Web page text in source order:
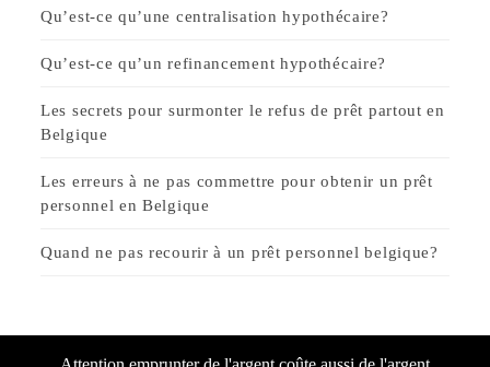
Qu’est-ce qu’une centralisation hypothécaire?
Qu’est-ce qu’un refinancement hypothécaire?
Les secrets pour surmonter le refus de prêt partout en
Belgique
Les erreurs à ne pas commettre pour obtenir un prêt
personnel en Belgique
Quand ne pas recourir à un prêt personnel belgique?